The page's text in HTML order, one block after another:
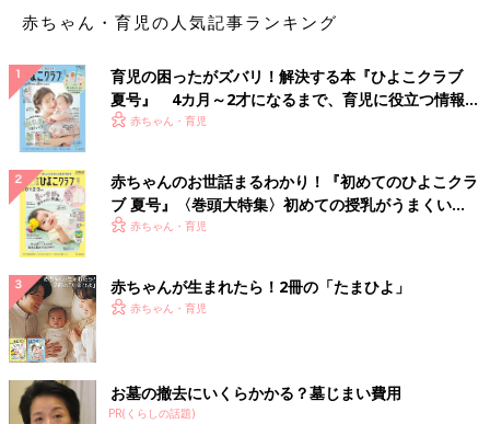
と「様子を見てください」とのことでした。そんななか夫の姉が
が続いていました。帰宅後、妊娠中でも飲める薬をもらおうと思
って婦人科クリニックを受診しました。すると「陣痛が始まって
いる」と言われて･･･。すぐに設備の整った大きな病院に緊急搬
送されることになりました。
ところが、受け入れてくれる病院がなかなか見つかりません。よ
うやく「赤ちゃんを助ける考えがあるのなら受け入れます」と言
ってくれる病院があり、救急車で向かうことができました。
――搬送先の病院での様子を教えてください。
美園 いつ生まれてもおかしくない状況でしたが、少しでも長く
赤ちゃんがおなかのなかにとどまってくれるよう、絶対安静で陣
痛を止める薬を点滴していました。
病院では夫と一緒に説明を受けました。「早産になるため、赤ち
赤ちゃん・育児の人気記事ランキング
育児の困ったがズバリ！解決する本『ひよこクラブ
夏号』 4カ月～2才になるまで、育児に役立つ情報が
いっぱい！
赤ちゃん・育児
赤ちゃんのお世話まるわかり！『初めてのひよこクラ
ブ 夏号』〈巻頭大特集〉初めての授乳がうまくい
く！ おっぱい・ミルクの基本と夏のトラブル 解決テ
赤ちゃん・育児
赤ちゃんが生まれたら！2冊の「たまひよ」
赤ちゃん・育児
お墓の撤去にいくらかかる？墓じまい費用
PR(くらしの話題)